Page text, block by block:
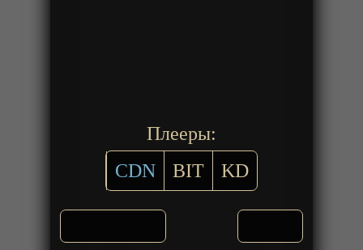
Плееры:
CDN
BIT KD